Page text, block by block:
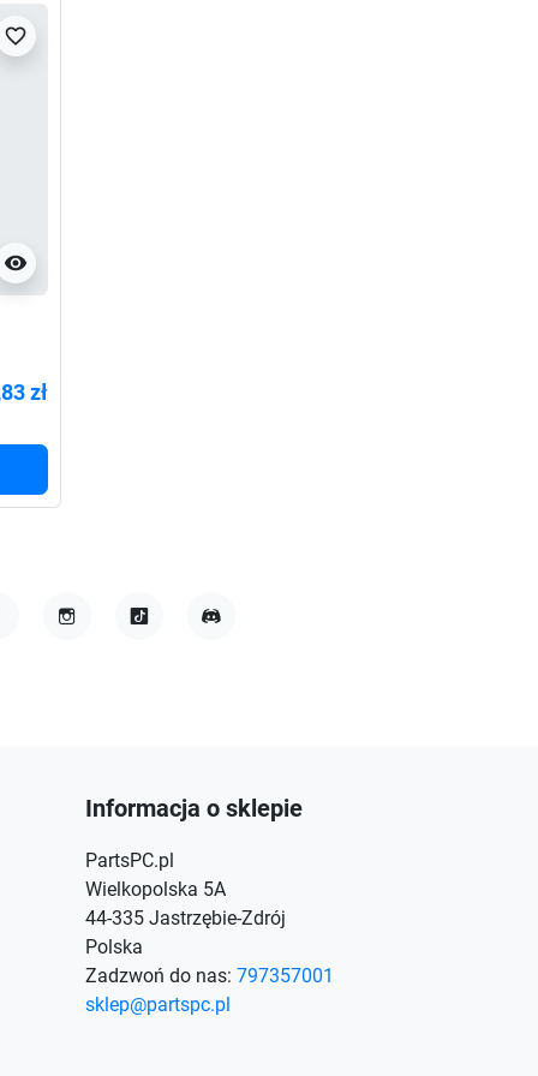
visibility
favorite_border
zł
Informacja o sklepie
PartsPC.pl
Wielkopolska 5A
44-335 Jastrzębie-Zdrój
Polska
Zadzwoń do nas: 797357001
sklep@partspc.pl